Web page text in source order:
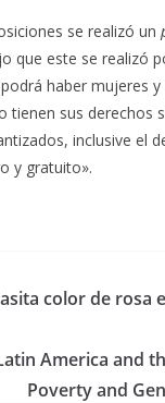
se realizó un
que este se realizó
haber mujeres y
tienen sus derechos
inclusive el
y gratuito».
color de rosa
America and
Poverty and